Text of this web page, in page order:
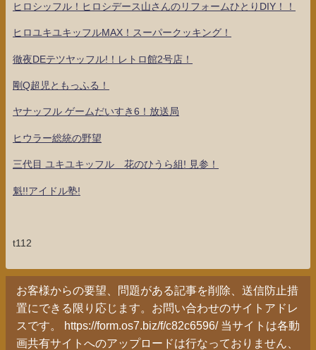
ヒロシッフル！ヒロシデース山さんのリフォームひとりDIY！！
ヒロユキユキッフルMAX！スーパークッキング！
徹夜DEテツヤッフル!！レトロ館2号店！
剛Q超児ともっふる！
ヤナッフル ゲームだいすき6！放送局
ヒウラー総統の野望
三代目 ユキユキッフル 花のひうら組! 見参！
魁!!アイドル塾!
t112
お客様からの要望、問題がある記事を削除、送信防止措
置にできる限り応じます。お問い合わせのサイトアドレ
スです。 https://form.os7.biz/f/c82c6596/ 当サイトは各動
画共有サイトへのアップロードは行なっておりません、